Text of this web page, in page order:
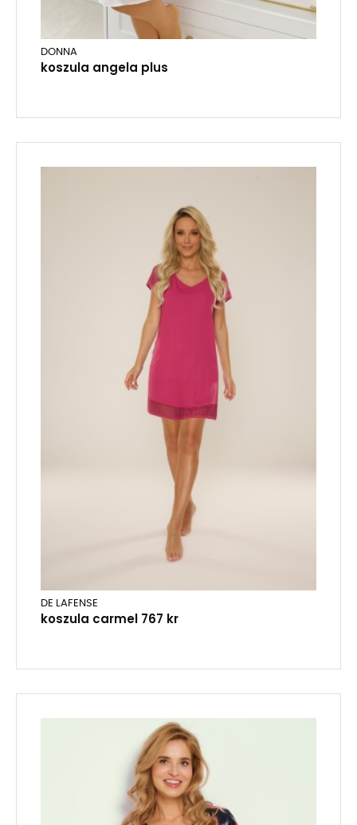
DONNA
koszula angela plus
DE LAFENSE
koszula carmel 767 kr